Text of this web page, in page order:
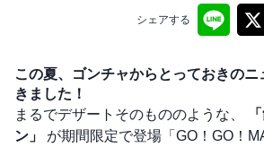
シェアする
この夏、ゴンチャからとっておきの
きました！
まるでデザートそのもののような、
ン」
が期間限定で登場「GO！GO！